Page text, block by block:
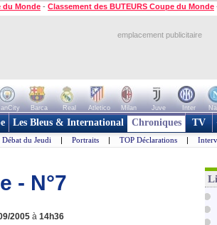
du Monde - Classement des BUTEURS Coupe du Monde
emplacement publicitaire
Barca Real Atletico Milan Juve Inter
Les Bleus & International Chroniques TV
Débat du Jeudi | Portraits | TOP Déclarations |
- N°7
2005 à 14h36